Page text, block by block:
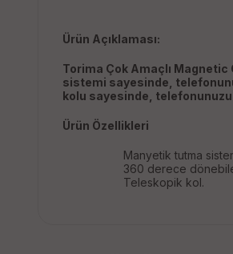
Ürün Açıklaması:
Torima Çok Amaçlı
sistemi sayesinde,
kolu sayesinde,
Ürün Özellikleri
Manyetik tutma
360 derece
Teleskopik kol.